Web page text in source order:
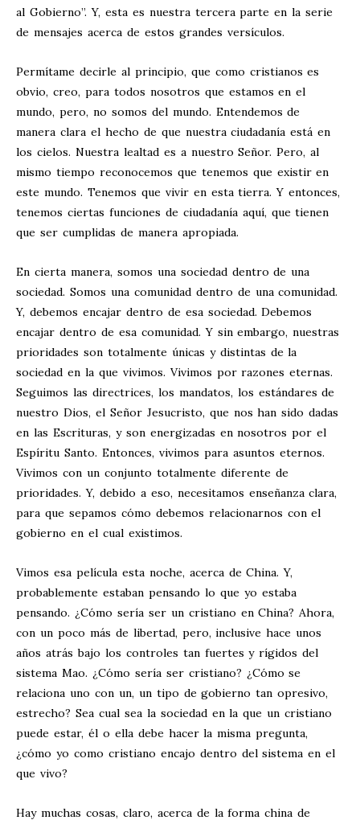
al Gobierno”. Y, esta es nuestra tercera parte en la serie
de mensajes acerca de estos grandes versículos.
Permítame decirle al principio, que como cristianos es
obvio, creo, para todos nosotros que estamos en el
mundo, pero, no somos del mundo. Entendemos de
manera clara el hecho de que nuestra ciudadanía está en
los cielos. Nuestra lealtad es a nuestro Señor. Pero, al
mismo tiempo reconocemos que tenemos que existir en
este mundo. Tenemos que vivir en esta tierra. Y entonces,
tenemos ciertas funciones de ciudadanía aquí, que tienen
que ser cumplidas de manera apropiada.
En cierta manera, somos una sociedad dentro de una
sociedad. Somos una comunidad dentro de una comunidad.
Y, debemos encajar dentro de esa sociedad. Debemos
encajar dentro de esa comunidad. Y sin embargo, nuestras
prioridades son totalmente únicas y distintas de la
sociedad en la que vivimos. Vivimos por razones eternas.
Seguimos las directrices, los mandatos, los estándares de
nuestro Dios, el Señor Jesucristo, que nos han sido dadas
en las Escrituras, y son energizadas en nosotros por el
Espíritu Santo. Entonces, vivimos para asuntos eternos.
Vivimos con un conjunto totalmente diferente de
prioridades. Y, debido a eso, necesitamos enseñanza clara,
para que sepamos cómo debemos relacionarnos con el
gobierno en el cual existimos.
Vimos esa película esta noche, acerca de China. Y,
probablemente estaban pensando lo que yo estaba
pensando. ¿Cómo sería ser un cristiano en China? Ahora,
con un poco más de libertad, pero, inclusive hace unos
años atrás bajo los controles tan fuertes y rígidos del
sistema Mao. ¿Cómo sería ser cristiano? ¿Cómo se
relaciona uno con un, un tipo de gobierno tan opresivo,
estrecho? Sea cual sea la sociedad en la que un cristiano
puede estar, él o ella debe hacer la misma pregunta,
¿cómo yo como cristiano encajo dentro del sistema en el
que vivo?
Hay muchas cosas, claro, acerca de la forma china de